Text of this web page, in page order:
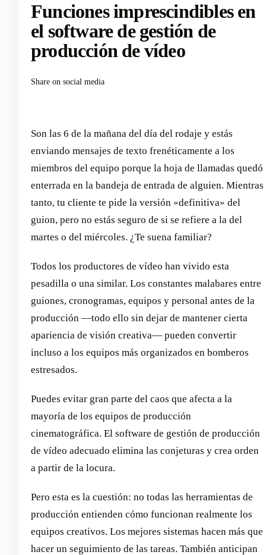
Funciones imprescindibles en
el software de gestión de
producción de vídeo
Share on social media
Son las 6 de la mañana del día del rodaje y estás
enviando mensajes de texto frenéticamente a los
miembros del equipo porque la hoja de llamadas quedó
enterrada en la bandeja de entrada de alguien. Mientras
tanto, tu cliente te pide la versión «definitiva» del
guion, pero no estás seguro de si se refiere a la del
martes o del miércoles. ¿Te suena familiar?
Todos los productores de vídeo han vivido esta
pesadilla o una similar. Los constantes malabares entre
guiones, cronogramas, equipos y personal antes de la
producción —todo ello sin dejar de mantener cierta
apariencia de visión creativa— pueden convertir
incluso a los equipos más organizados en bomberos
estresados.
Puedes evitar gran parte del caos que afecta a la
mayoría de los equipos de producción
cinematográfica. El software de gestión de producción
de vídeo adecuado elimina las conjeturas y crea orden
a partir de la locura.
Pero esta es la cuestión: no todas las herramientas de
producción entienden cómo funcionan realmente los
equipos creativos. Los mejores sistemas hacen más que
hacer un seguimiento de las tareas. También anticipan